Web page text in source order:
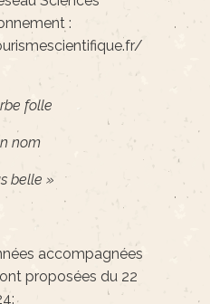
:
reseau-
folle
nom
belle »
accompagnées
proposées du 22